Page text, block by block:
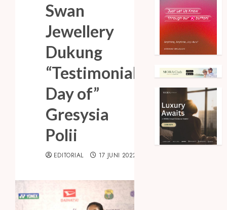
Swan
Jewellery
Dukung
“Testimonial
Day of”
Gresysia
Polii
EDITORIAL 17 JUNI 2022